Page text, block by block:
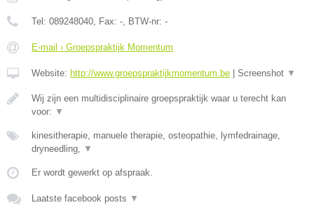
Tel: 089248040, Fax: -, BTW-nr: -
E-mail › Groepspraktijk Momentum
Website: http://www.groepspraktijkmomentum.be Screenshot ▼
Wij zijn een multidisciplinaire groepspraktijk waar u terecht kan
voor: ▼
kinesitherapie, manuele therapie, osteopathie, lymfedrainage,
dryneedling, ▼
Er wordt gewerkt op afspraak.
Laatste facebook posts ▼